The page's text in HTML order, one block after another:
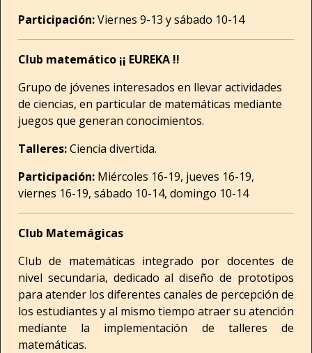
Participación:Viernes 9-13 y sábado 10-14
Club matemático ¡¡ EUREKA !!
Grupo de jóvenes interesados en llevar actividades
de ciencias, en particular de matemáticas mediante
juegos que generan conocimientos.
Talleres:Ciencia divertida.
Participación: Miércoles 16-19, jueves 16-19,
viernes 16-19, sábado 10-14, domingo 10-14
Club Matemágicas
Club de matemáticas integrado por docentes de
nivel secundaria, dedicado al diseño de prototipos
para atender los diferentes canales de percepción de
los estudiantes y al mismo tiempo atraer su atención
mediante la implementación de talleres de
matemáticas.